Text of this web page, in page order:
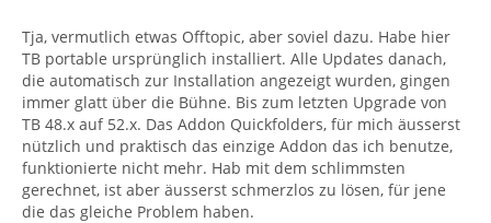
Tja, vermutlich etwas Offtopic, aber soviel dazu. Habe hier
TB portable ursprünglich installiert. Alle Updates danach,
die automatisch zur Installation angezeigt wurden, gingen
immer glatt über die Bühne. Bis zum letzten Upgrade von
TB 48.x auf 52.x. Das Addon Quickfolders, für mich äusserst
nützlich und praktisch das einzige Addon das ich benutze,
funktionierte nicht mehr. Hab mit dem schlimmsten
gerechnet, ist aber äusserst schmerzlos zu lösen, für jene
die das gleiche Problem haben.